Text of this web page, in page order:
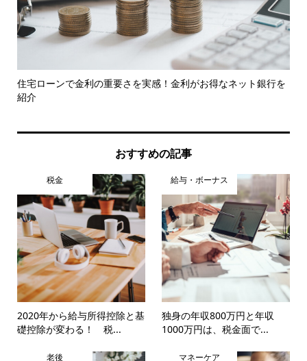
住宅ローンで金利の重要さを実感！金利がお得なネット銀行を
紹介
おすすめの記事
税金
2020年から給与所得控除と基
礎控除が変わる！ 税...
給与・ボーナス
独身の年収800万円と年収
1000万円は、税金面で...
老後 マネーケア